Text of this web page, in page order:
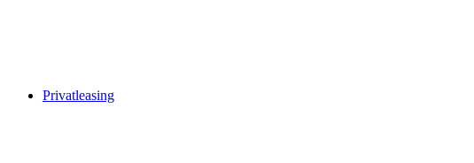
Privatleasing